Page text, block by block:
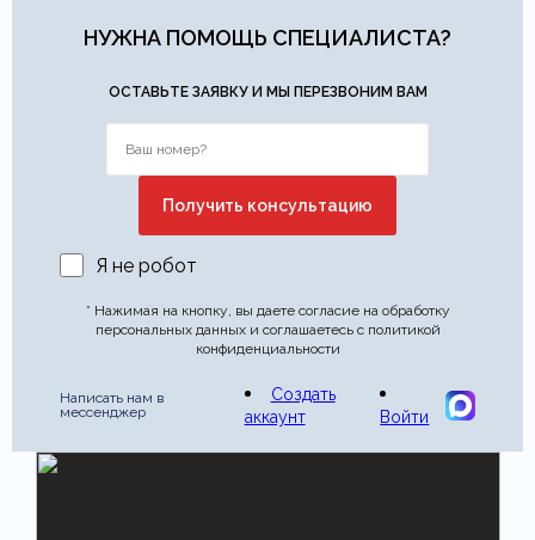
Этот отзыв основан на моём опыте и выражает моё личное
Отправить отзыв
НУЖНА ПОМОЩЬ СПЕЦИАЛИСТА?
ОСТАВЬТЕ ЗАЯВКУ И МЫ ПЕРЕЗВОНИМ ВАМ
Я не робот
* Нажимая на кнопку, вы даете согласие на обработку
персональных данных и соглашаетесь с политикой
конфиденциальности
Написать нам в
мессенджер
Создать
аккаунт
Войти